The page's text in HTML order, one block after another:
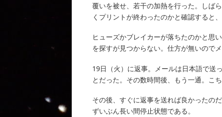
覆いを被せ、若干の加熱を行った。しば
くプリントが終わったのかと確認すると
ヒューズかブレイカーが落ちたのかと思
を探すが見つからない。仕方が無いので
19日（火）に返事。メールは日本語で送
とだった。その数時間後、もう一通。こ
その後、すぐに返事を送れば良かったの
ずいぶん長い間停止状態である。